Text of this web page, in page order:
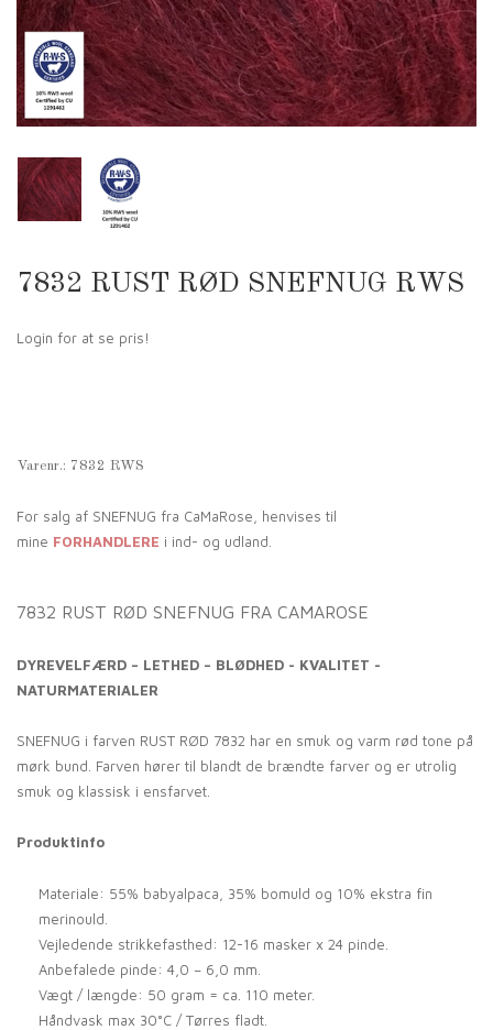
7832 RUST RØD SNEFNUG RWS
Login for at se pris!
Varenr.: 7832 RWS
For salg af SNEFNUG fra CaMaRose, henvises til
mine FORHANDLERE i ind- og udland.
7832 RUST RØD SNEFNUG FRA CAMAROSE
DYREVELFÆRD – LETHED – BLØDHED - KVALITET -
NATURMATERIALER
SNEFNUG i farven RUST RØD 7832 har en smuk og varm rød tone på
mørk bund. Farven hører til blandt de brændte farver og er utrolig
smuk og klassisk i ensfarvet.
Produktinfo
Materiale: 55% babyalpaca, 35% bomuld og 10% ekstra fin
merinould.
Vejledende strikkefasthed: 12-16 masker x 24 pinde.
Anbefalede pinde: 4,0 – 6,0 mm.
Vægt / længde: 50 gram = ca. 110 meter.
Håndvask max 30°C / Tørres fladt.